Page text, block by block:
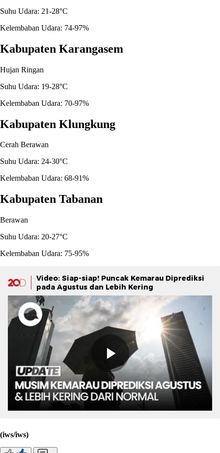
Suhu Udara: 21-28°C
Kelembaban Udara: 74-97%
Kabupaten Karangasem
Hujan Ringan
Suhu Udara: 19-28°C
Kelembaban Udara: 70-97%
Kabupaten Klungkung
Cerah Berawan
Suhu Udara: 24-30°C
Kelembaban Udara: 68-91%
Kabupaten Tabanan
Berawan
Suhu Udara: 20-27°C
Kelembaban Udara: 75-95%
Video: Siap-siap! Puncak Kemarau Diprediksi
pada Agustus dan Lebih Kering
(iws/iws)